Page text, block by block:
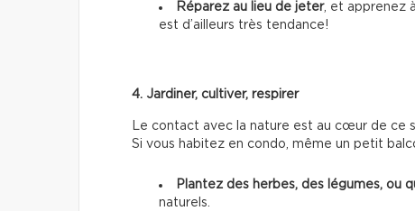
Réparez au lieu de jeter, et apprenez
est d’ailleurs très tendance!
4. Jardiner, cultiver, respirer
Le contact avec la nature est au cœur de ce
Si vous habitez en condo, même un petit
Plantez des herbes, des légumes, ou
naturels.